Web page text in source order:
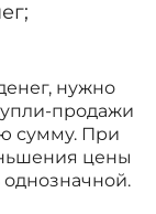
нужно
продажи
сумму. При
цены